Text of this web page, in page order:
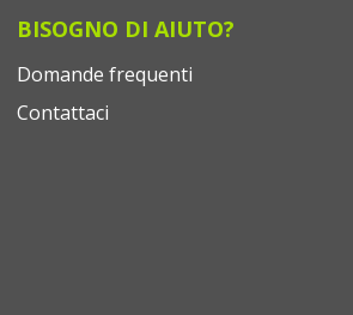
BISOGNO DI AIUTO?
Domande frequenti
Contattaci